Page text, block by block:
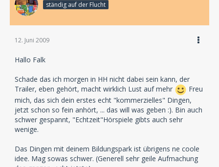
ständig auf der Flucht
12. Juni 2009
Hallo Falk
Schade das ich morgen in HH nicht dabei sein kann, der
Trailer, eben gehört, macht wirklich Lust auf mehr
Freu
mich, das sich dein erstes echt "kommerzielles" Dingen,
jetzt schon so fein anhört, ... das will was geben :). Bin auch
schwer gespannt, "Echtzeit"Hörspiele gibts auch sehr
wenige.
Das Dingen mit deinem Bildungspark ist übrigens ne coole
idee. Mag sowas schwer. (Generell sehr geile Aufmachung